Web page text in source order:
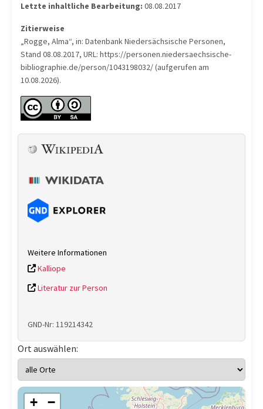
Letzte inhaltliche Bearbeitung: 08.08.2017
Zitierweise
„Rogge, Alma“, in: Datenbank Niedersächsische Personen,
Stand 08.08.2017, URL: https://personen.niedersaechsische-
bibliographie.de/person/1043198032/ (aufgerufen am
10.08.2026).
Weitere Informationen
Kalliope
Literatur zur Person
GND-Nr: 119214342
Ort auswählen:
+ −